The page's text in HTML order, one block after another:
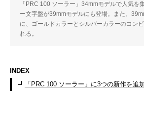
「PRC 100 ソーラー」34mmモデルで人気を
ー文字盤が39mmモデルにも登場。また、
に、ゴールドカラーとシルバーカラーのコン
れる。
INDEX
「PRC 100 ソーラー」に3つの新作を追